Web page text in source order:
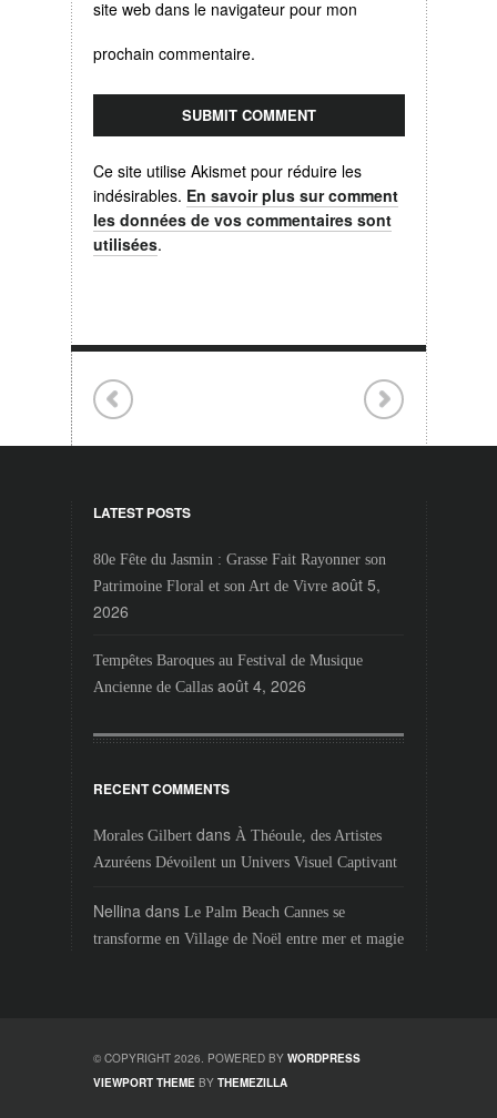
site web dans le navigateur pour mon
prochain commentaire.
Ce site utilise Akismet pour réduire les
indésirables. En savoir plus sur comment
les données de vos commentaires sont
utilisées.
LATEST POSTS
80e Fête du Jasmin : Grasse Fait Rayonner son
Patrimoine Floral et son Art de Vivre août 5,
2026
Tempêtes Baroques au Festival de Musique
Ancienne de Callas août 4, 2026
RECENT COMMENTS
Morales Gilbertdans À Théoule, des Artistes
Azuréens Dévoilent un Univers Visuel Captivant
Nellina dans Le Palm Beach Cannes se
transforme en Village de Noël entre mer et magie
© COPYRIGHT 2026. POWERED BY WORDPRESS
VIEWPORT THEMEBY THEMEZILLA